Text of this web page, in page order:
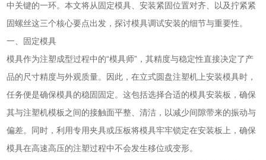
中关键的一环。本文将从固定模具、安装紧固位置对齐、以及拧紧紧
固螺丝这三个核心要点出发，探讨模具调试安装的细节与重要性。
一、固定模具
模具作为注塑成型过程中的“模具师”，其精度与稳定性直接决定了产
品的尺寸精度与外观质量。因此，在立式圆盘注塑机上安装模具时，
任务便是确保模具的稳固固定。这包括选择合适的模具安装板，确保
其与注塑机模板之间的接触面平整、清洁，以减少间隙带来的振动与
偏差。同时，利用专用夹具或压板将模具牢牢锁定在安装板上，确保
模具在高速高压的注塑过程中不会发生移位或变形。